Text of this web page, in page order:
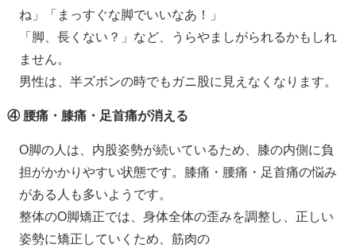
ね」「まっすぐな脚でいいなあ！」
「脚、長くない？」など、うらやましがられるかもしれ
ません。
男性は、半ズボンの時でもガニ股に見えなくなります。
④ 腰痛・膝痛・足首痛が消える
O脚の人は、内股姿勢が続いているため、膝の内側に負
担がかかりやすい状態です。膝痛・腰痛・足首痛の悩み
がある人も多いようです。
整体のO脚矯正では、身体全体の歪みを調整し、正しい
姿勢に矯正していくため、筋肉の